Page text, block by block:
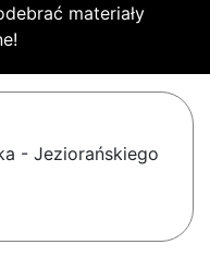
materiały
- Jeziorańskiego